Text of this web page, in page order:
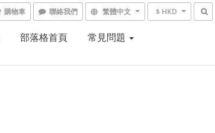
購物車 聯絡我們 繁體中文 $ HKD
部落格首頁 常見問題